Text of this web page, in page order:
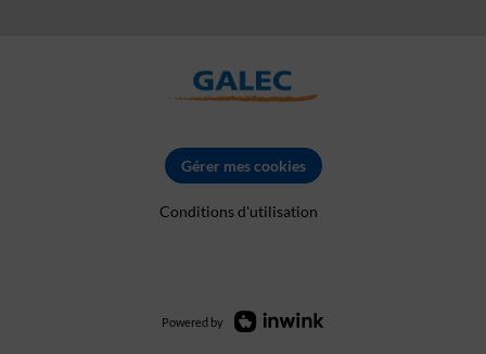
Gérer mes cookies
Conditions d'utilisation
Powered by